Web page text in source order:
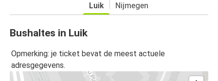
Luik Nijmegen
Bushaltes in Luik
Opmerking: je ticket bevat de meest actuele
adresgegevens.